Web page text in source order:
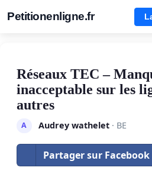
Petitionenligne.fr
Réseaux TEC –
inacceptable sur les
autres
A Audrey wathelet· BE
Partager sur Facebook